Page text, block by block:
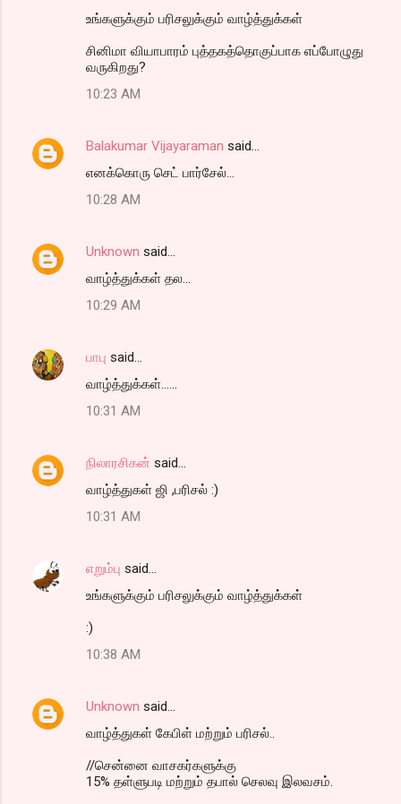
உங்களுக்கும் பரிசலுக்கும் வாழ்த்துக்கள்
சினிமா வியாபாரம் புத்தகத்தொகுப்பாக எப்போழுது
வருகிறது?
10:23 AM
Balakumar Vijayaraman said…
எனக்கொரு செட் பார்சேல்...
10:28 AM
Unknown said…
வாழ்த்துக்கள் தல...
10:29 AM
பாபு said…
வாழ்த்துக்கள்......
10:31 AM
நிலாரசிகன் said…
வாழ்த்துகள் ஜி ,பரிசல் :)
10:31 AM
எறும்பு said…
உங்களுக்கும் பரிசலுக்கும் வாழ்த்துக்கள்
:)
10:38 AM
Unknown said…
வாழ்த்துகள் கேபிள் மற்றும் பரிசல்..
//சென்னை வாசகர்களுக்கு
15% தள்ளுபடி மற்றும் தபால் செலவு இலவசம்.